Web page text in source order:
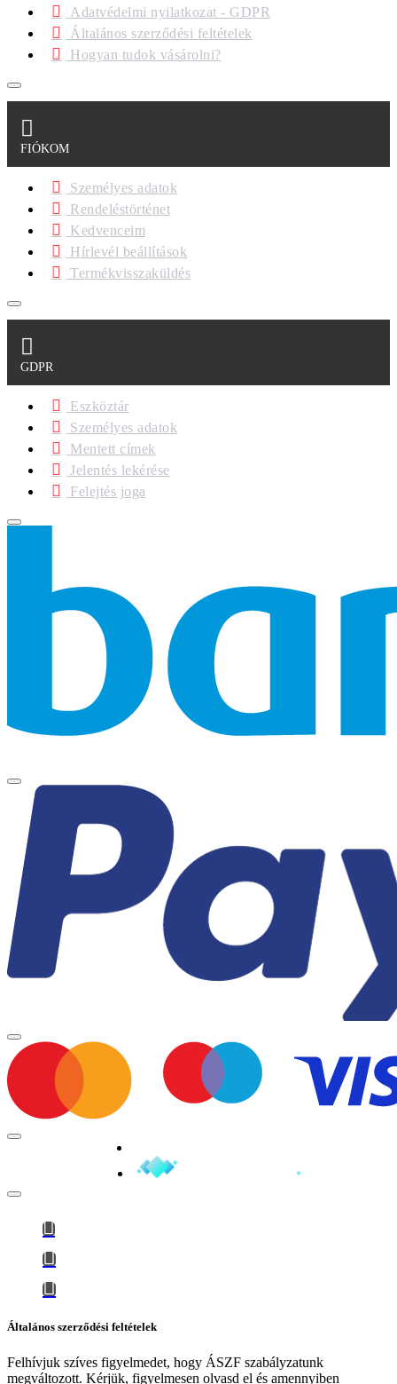
Adatvédelmi nyilatkozat - GDPR
Általános szerződési feltételek
Hogyan tudok vásárolni?
FIÓKOM
Személyes adatok
Rendeléstörténet
Kedvenceim
Hírlevél beállítások
Termékvisszaküldés
GDPR
Eszköztár
Személyes adatok
Mentett címek
Jelentés lekérése
Felejtés joga
Általános szerződési feltételek
Felhívjuk szíves figyelmedet, hogy ÁSZF szabályzatunk
megváltozott. Kérjük, figyelmesen olvasd el és amennyiben